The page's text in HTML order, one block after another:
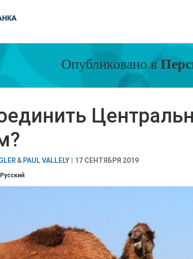
Опубликовано в
PAUL VALLELY 17 СЕНТЯБРЯ 2019
Русский